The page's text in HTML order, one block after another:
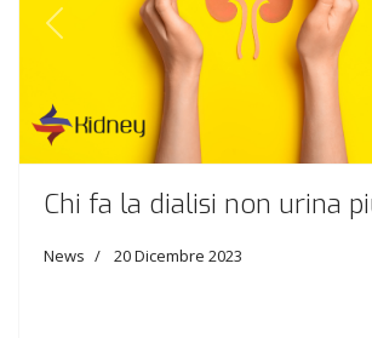
Previous
Chi fa la dialisi non urina
News 20 Dicembre 2023